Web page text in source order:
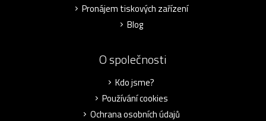
Pronájem tiskových zařízení
Blog
O společnosti
Kdo jsme?
Používání cookies
Ochrana osobních údajů